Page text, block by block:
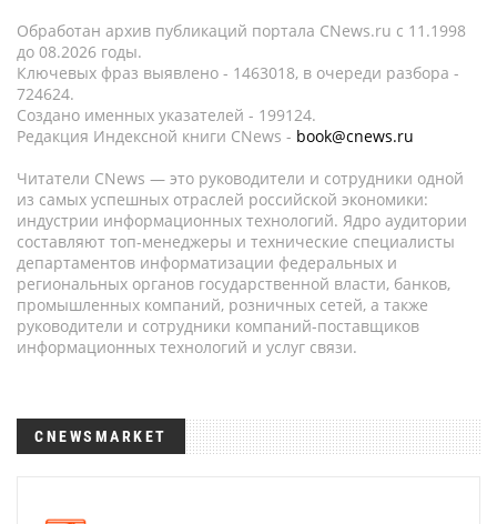
Обработан архив публикаций портала CNews.ru c 11.1998
до 08.2026 годы.
Ключевых фраз выявлено - 1463018, в очереди разбора -
724624.
Создано именных указателей - 199124.
Редакция Индексной книги CNews - book@cnews.ru
Читатели CNews — это руководители и сотрудники одной
из самых успешных отраслей российской экономики:
индустрии информационных технологий. Ядро аудитории
составляют топ-менеджеры и технические специалисты
департаментов информатизации федеральных и
региональных органов государственной власти, банков,
промышленных компаний, розничных сетей, а также
руководители и сотрудники компаний-поставщиков
информационных технологий и услуг связи.
CNEWSMARKET